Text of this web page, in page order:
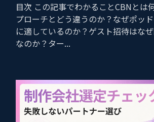
目次 この記事でわかることCBNとは
プローチとどう違うのか？なぜポッ
に適しているのか？ゲスト招待はな
なのか？ター...